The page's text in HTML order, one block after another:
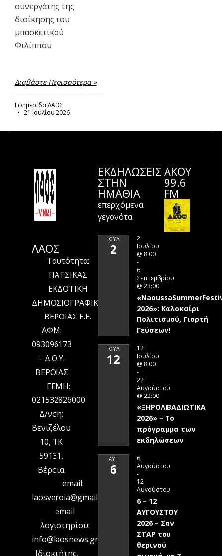
συνεργάτης της
διοίκησης του
μπασκετικού
Φιλίππου
Διαβάστε Περισσότερα »
Εφημερίδα ΛΑΟΣ
21 Ιουλίου 2026
ΛΑΟΣ
Ταυτότητα:
ΠΑΤΣΙΚΑΣ
ΕΚΔΟΤΙΚΗ
ΔΗΜΟΣΙΟΓΡΑΦΙΚΗ
ΒΕΡΟΙΑΣ Ε.Ε.
ΑΦΜ:
093096173
– Δ.Ο.Υ.
ΒΕΡΟΙΑΣ
ΓΕΜΗ:
021532826000
Δ/νση:
Βενιζέλου
10, ΤΚ
59131,
Βέροια
email:
laosveroia@gmail.com
email
λογιστηρίου:
info@laosnews.gr
Ιδιοκτήτης,
ΕΚΔΗΛΩΣΕΙΣ
ΣΤΗΝ
ΗΜΑΘΊΑ
επερχόμενα
γεγονότα
ΙΟΎΛ
2
2
Ιουλίου
@ 8:00
-
6
Σεπτεμβρίου
@ 23:00
2026»: Καλοκαίρι
Πολιτισμού, Γιορτή
Γεύσεων!
ΙΟΎΛ
12
12
Ιουλίου
@ 8:00
-
22
Αυγούστου
@ 22:00
«ΞΗΡΟΛΙΒΑΔΙΩΤΙΚΑ
2026» – To
πρόγραμμα των
εκδηλώσεων
ΑΥΓ
6
6
Αυγούστου
-
12
Αυγούστου
6 – 12
ΑΥΓΟΥΣΤΟΥ
2026 – Σαν
ΣΤΑΡ του
θερινού
ΑΚΟΥ
99.6
FM